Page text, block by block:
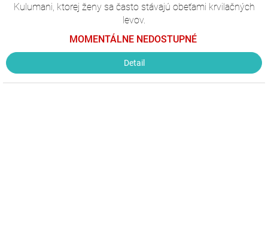
Kulumani, ktorej ženy sa často stávajú obeťami krvilačných
levov.
MOMENTÁLNE NEDOSTUPNÉ
Detail